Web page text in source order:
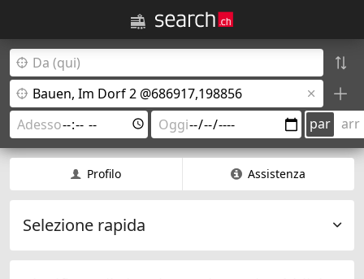
par arr
Profilo Assistenza
Selezione rapida